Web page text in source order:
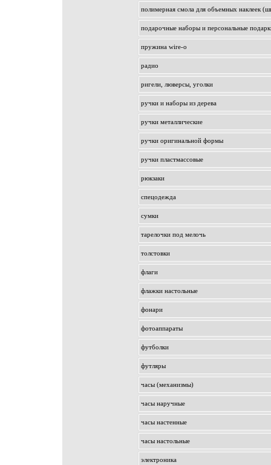
полимерная смола для объемных наклеек
подарочные наборы и персональные
пружина wire-o
радио
ригели, люверсы, уголки
ручки и наборы из дерева
ручки металлические
ручки оригинальной формы
ручки пластмассовые
рюкзаки
спецодежда
сумки
тарелочки под мелочь
толстовки
флаги
флажки настольные
фонари
фотоаппараты
футболки
футляры
часы (механизмы)
часы наручные
часы настенные
часы настольные
электроника